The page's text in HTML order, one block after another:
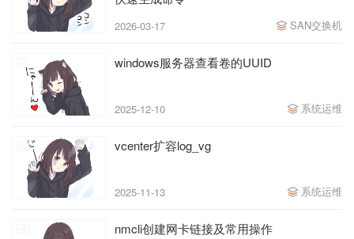
2026-03-17 SAN交换机
windows服务器查看卷的UUID
2025-12-10 系统运维
vcenter扩容log_vg
2025-11-13 系统运维
nmcli创建网卡链接及常用操作